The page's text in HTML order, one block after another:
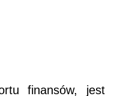
finansów, jest